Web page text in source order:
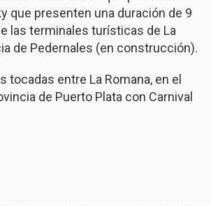
que presenten una duración de 9
las terminales turísticas de La
de Pedernales (en construcción).
entre La Romana, en el
de Puerto Plata con Carnival